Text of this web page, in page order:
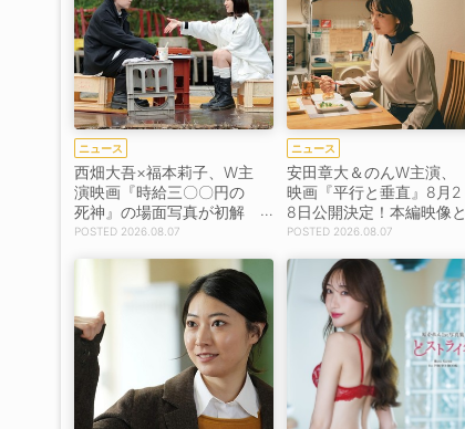
ニュース
西畑大吾×福本莉子、W主
演映画『時給三〇〇円の
死神』の場面写真が初解
禁！
2026.08.07
ニュース
安田章大＆のんW主演、
映画『平行と垂直』8月2
8日公開決定！本編映像と
場面写真が初解禁！
2026.08.07